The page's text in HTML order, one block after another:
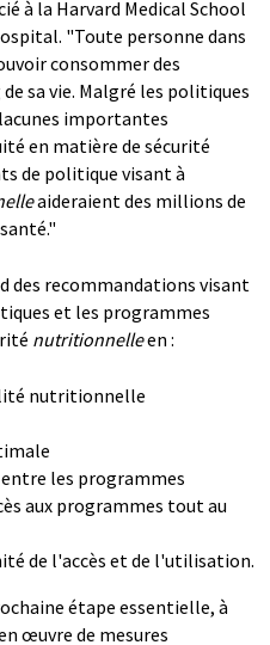
à la Harvard Medical School
"Toute personne dans
consommer des
sa vie. Malgré les politiques
importantes
en matière de sécurité
de politique visant à
aideraient des millions de
des recommandations visant
et les programmes
nutritionnelleen :
nutritionnelle
les programmes
aux programmes tout au
de l'accès et de l'utilisation.
étape essentielle, à
œuvre de mesures